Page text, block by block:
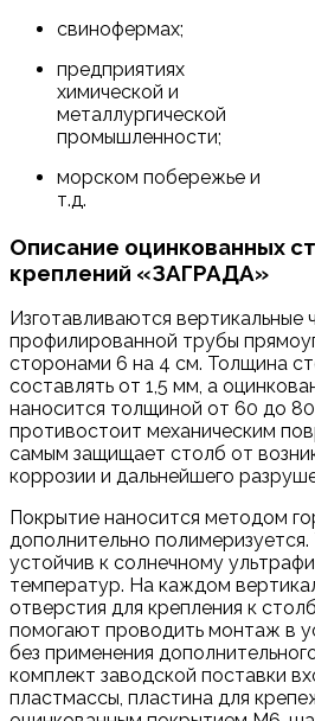
свинофермах;
предприятиях
химической и
металлургической
промышленности;
морском побережье и
т.д.
Описание оцинкованных
креплений «ЗАГРАДА»
Изготавливаются вертикальные
профилированной трубы
сторонами 6 на 4 см. Толщина
составлять от 1,5 мм, а
наносится толщиной от 60 до
противостоит механическим
самым защищает столб от
коррозии и дальнейшего
Покрытие наносится методом
дополнительно
устойчив к солнечному
температур. На каждом
отверстия для крепления к
помогают проводить монтаж в
без применения
комплект заводской поставки
пластмассы, пластина для